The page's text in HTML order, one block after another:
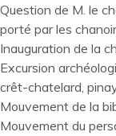
Question de M. le
porté par les
Inauguration de la
Excursion
crêt-chatelard,
Mouvement de la
Mouvement du